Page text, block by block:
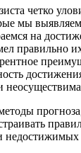
четко
мы
на
правильно